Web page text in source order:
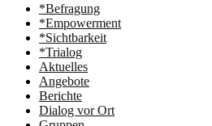
*Befragung
*Empowerment
*Sichtbarkeit
*Trialog
Aktuelles
Angebote
Berichte
Dialog vor Ort